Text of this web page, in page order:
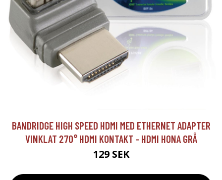
BANDRIDGE HIGH SPEED HDMI MED ETHERNET ADAPTER
VINKLAT 270° HDMI KONTAKT - HDMI HONA GRÅ
129 SEK